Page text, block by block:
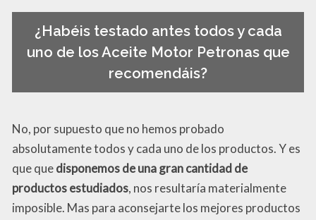
¿Habéis testado antes todos y cada
uno de los Aceite Motor Petronas que
recomendáis?
No, por supuesto que no hemos probado
absolutamente todos y cada uno de los productos. Y es
que quedisponemos de una gran cantidad de
productos estudiados, nos resultaría materialmente
imposible. Mas para aconsejarte los mejores productos